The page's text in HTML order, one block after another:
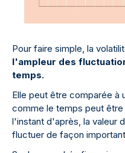
Pour faire simple, la
l'ampleur des
temps.
Elle peut être comparée à
comme le temps peut
l'instant d'après, la valeur
fluctuer de façon